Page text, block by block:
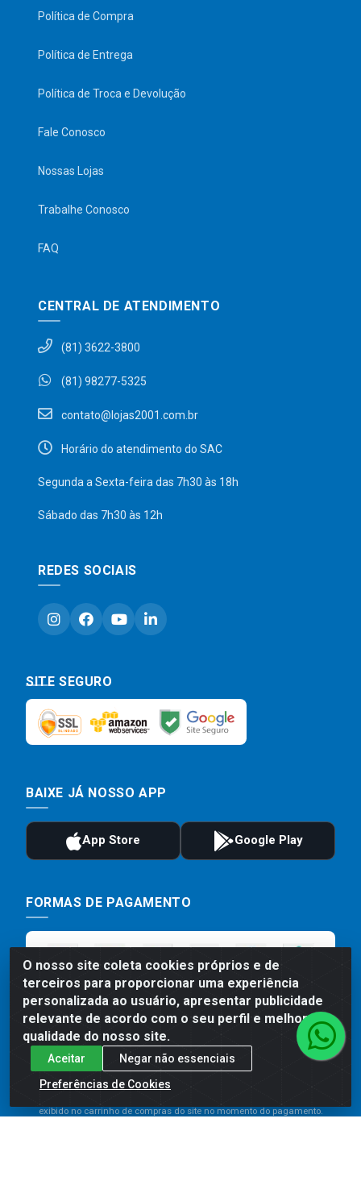
O nosso site coleta cookies próprios e de
terceiros para proporcionar uma experiência
personalizada ao usuário, apresentar publicidade
relevante de acordo com o seu perfil e melhorar a
qualidade do nosso site.
Aceitar
Negar não essenciais
Preferências de Cookies
Política de Compra
Política de Entrega
Política de Troca e Devolução
Fale Conosco
Nossas Lojas
Trabalhe Conosco
FAQ
CENTRAL DE ATENDIMENTO
(81) 3622-3800
(81) 98277-5325
contato@lojas2001.com.br
Horário do atendimento do SAC
Segunda a Sexta-feira das 7h30 às 18h
Sábado das 7h30 às 12h
REDES SOCIAIS
SITE SEGURO
BAIXE JÁ NOSSO APP
FORMAS DE PAGAMENTO
Preços, promoções, condições de pagamento e frete são válidos
para compras realizadas exclusivamente pelo site. Caso haja
exibido no carrinho de compras do site no momento do pagamento.